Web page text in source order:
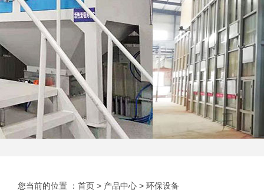
您当前的位置 ： 首页 > 产品中心 > 环保设备